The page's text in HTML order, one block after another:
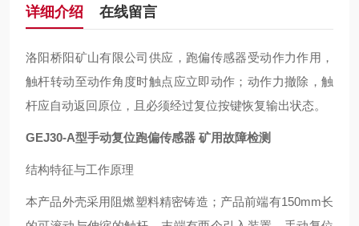
详细介绍 在线留言
洛阳桥阳矿山有限公司供应，跑偏传感器受动作力作用，
触杆转动至动作角度时触点应立即动作；动作力撤除，触
杆应自动返回原位，且必须经过复位按键恢复输出状态。
GEJ30-A型手动复位跑偏传感器 矿用故障检测
结构特征与工作原理
本产品外壳采用阻燃塑料精密铸造；产品前端有150mm长